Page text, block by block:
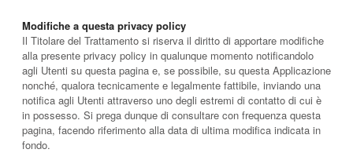
Modifiche a questa privacy policy
Il Titolare del Trattamento si riserva il diritto di apportare modifiche
alla presente privacy policy in qualunque momento notificandolo
agli Utenti su questa pagina e, se possibile, su questa Applicazione
nonché, qualora tecnicamente e legalmente fattibile, inviando una
notifica agli Utenti attraverso uno degli estremi di contatto di cui è
in possesso. Si prega dunque di consultare con frequenza questa
pagina, facendo riferimento alla data di ultima modifica indicata in
fondo.